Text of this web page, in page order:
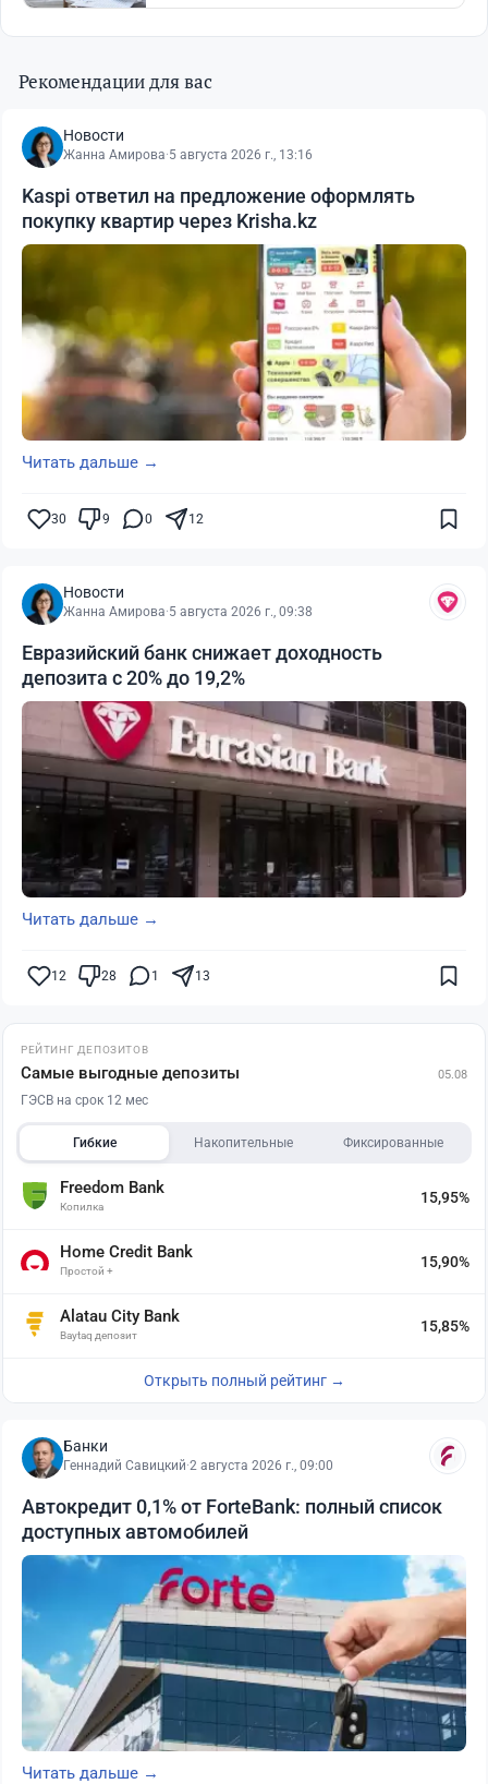
Рекомендации для вас
Новости
Жанна Амирова·5 августа 2026 г., 13:16
Kaspi ответил на предложение оформлять
покупку квартир через Krisha.kz
Читать дальше →
30 9 0 12
Новости
Жанна Амирова·5 августа 2026 г., 09:38
Евразийский банк снижает доходность
депозита с 20% до 19,2%
Читать дальше →
12 28 1 13
РЕЙТИНГ ДЕПОЗИТОВ
Самые выгодные депозиты 05.08
ГЭСВ на срок 12 мес
Гибкие Накопительные Фиксированные
Freedom Bank
Копилка
15,95%
Home Credit Bank
Простой +
15,90%
Alatau City Bank
Baytaq депозит
15,85%
Открыть полный рейтинг →
Банки
Геннадий Савицкий·2 августа 2026 г., 09:00
Автокредит 0,1% от ForteBank: полный список
доступных автомобилей
Читать дальше →